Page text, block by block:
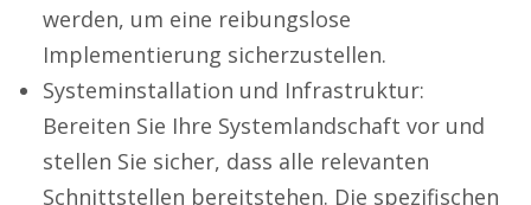
werden, um eine reibungslose
Implementierung sicherzustellen.
Systeminstallation und Infrastruktur:
Bereiten Sie Ihre Systemlandschaft vor und
stellen Sie sicher, dass alle relevanten
Schnittstellen bereitstehen. Die spezifischen